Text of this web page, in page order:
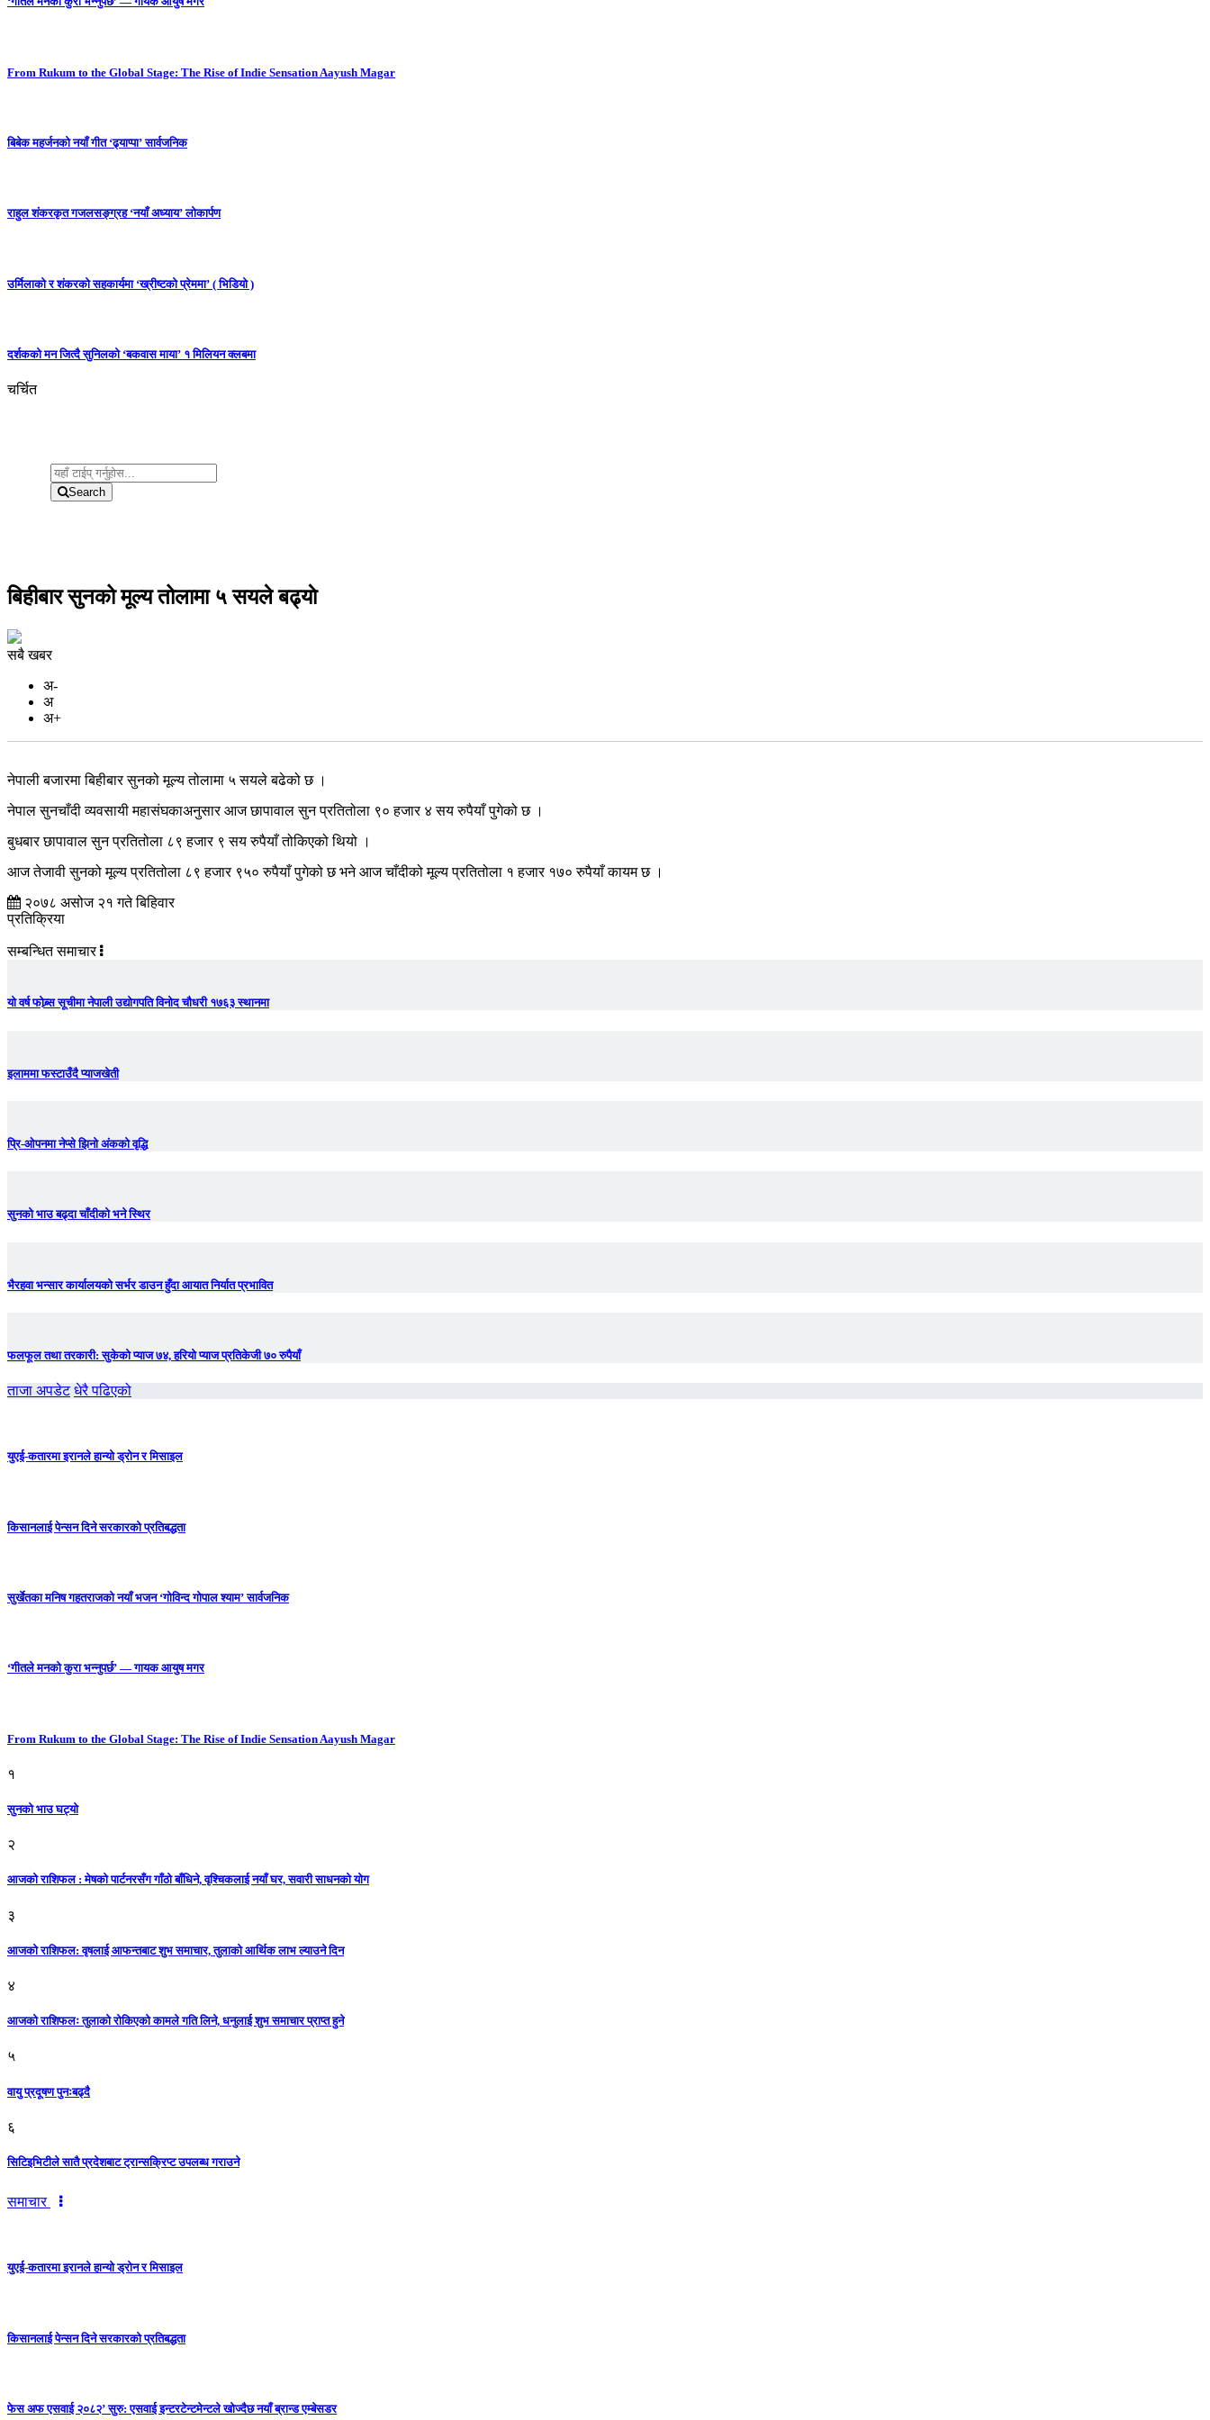
From Rukum to the Global Stage: The Rise of Indie Sensation Aayush Magar
बिबेक महर्जनको नयाँ गीत ‘ढ्याप्पा’ सार्वजनिक
राहुल शंकरकृत गजलसङ्ग्रह ‘नयाँ अध्याय’ लोकार्पण
उर्मिलाको र शंकरको सहकार्यमा ‘ख्रीष्टको प्रेममा’ ( भिडियो )
दर्शकको मन जित्दै सुनिलको ‘बकवास माया’ १ मिलियन क्लबमा
चर्चित
Search
बिहीबार सुनको मूल्य तोलामा ५ सयले बढ्याे
सबै खबर
अ-
अ
अ+
नेपाली बजारमा बिहीबार सुनको मूल्य तोलामा ५ सयले बढेको छ ।
नेपाल सुनचाँदी व्यवसायी महासंघकाअनुसार आज छापावाल सुन प्रतितोला ९० हजार ४ सय रुपैयाँ पुगेको छ ।
बुधबार छापावाल सुन प्रतितोला ८९ हजार ९ सय रुपैयाँ तोकिएको थियो ।
आज तेजावी सुनको मूल्य प्रतितोला ८९ हजार ९५० रुपैयाँ पुगेको छ भने आज चाँदीको मूल्य प्रतितोला १ हजार १७० रुपैयाँ कायम छ ।
२०७८ असोज २१ गते बिहिवार
प्रतिक्रिया
सम्बन्धित समाचार
यो वर्ष फोब्र्स सूचीमा नेपाली उद्योगपति विनोद चौधरी १७६३ स्थानमा
इलाममा फस्टाउँदै प्याजखेती
प्रि-ओपनमा नेप्से झिनो अंकको वृद्धि
सुनको भाउ बढ्दा चाँदीकाे भने स्थिर
भैरहवा भन्सार कार्यालयको सर्भर डाउन हुँदा आयात निर्यात प्रभावित
फलफूल तथा तरकारी: सुकेको प्याज ७४, हरियो प्याज प्रतिकेजी ७० रुपैयाँ
ताजा अपडेट धेरै पढिएको
युएई-कतारमा इरानले हान्यो ड्रोन र मिसाइल
किसानलाई पेन्सन दिने सरकारको प्रतिबद्धता
सुर्खेतका मनिष गहतराजको नयाँ भजन ‘गोविन्द गोपाल श्याम’ सार्वजनिक
‘गीतले मनको कुरा भन्नुपर्छ’ — गायक आयुष मगर
From Rukum to the Global Stage: The Rise of Indie Sensation Aayush Magar
१
सुनको भाउ घट्याे
२
आजको राशिफल : मेषको पार्टनरसँग गाँठो बाँधिने, वृश्चिकलाई नयाँ घर, सवारी साधनकाे याेग
३
आजकाे राशिफल: वृषलाई आफन्तबाट शुभ समाचार, तुलाकाे आर्थिक लाभ ल्याउने दिन
४
आजको राशिफलः तुलाकाे रोकिएको कामले गति लिने, धनुलाई शुभ समाचार प्राप्त हुने
५
वायु प्रदूषण पुनःबढ्दै
६
सिटिइभिटीले सातै प्रदेशबाट ट्रान्सक्रिप्ट उपलब्ध गराउने
समाचार
युएई-कतारमा इरानले हान्यो ड्रोन र मिसाइल
किसानलाई पेन्सन दिने सरकारको प्रतिबद्धता
फेस अफ एसवाई २०८२’ सुरु: एसवाई इन्टरटेन्टमेन्टले खोज्दैछ नयाँ ब्रान्ड एम्बेसडर